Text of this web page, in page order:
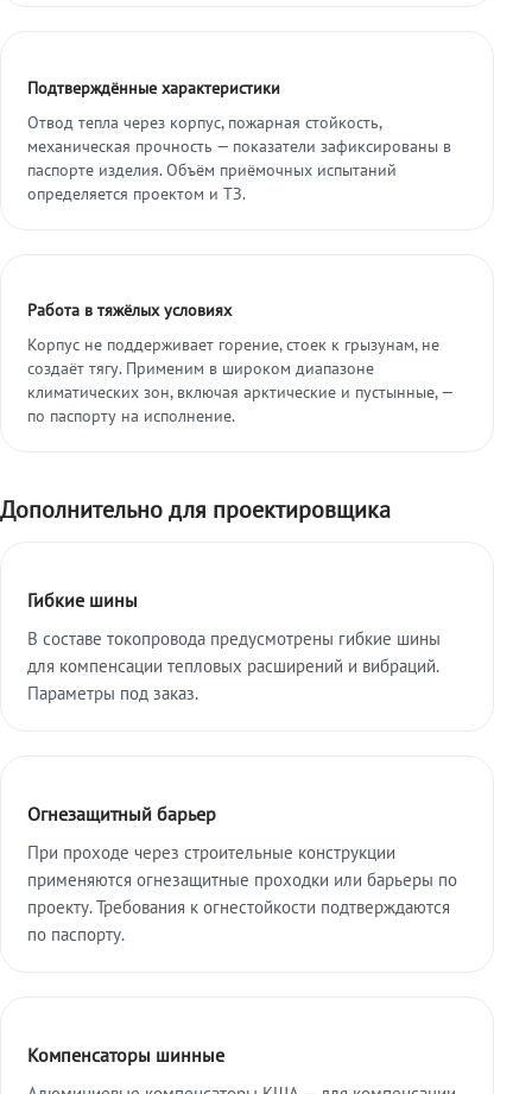
Подтверждённые характеристики
Отвод тепла через корпус, пожарная стойкость,
механическая прочность — показатели зафиксированы в
паспорте изделия. Объём приёмочных испытаний
определяется проектом и ТЗ.
Работа в тяжёлых условиях
Корпус не поддерживает горение, стоек к грызунам, не
создаёт тягу. Применим в широком диапазоне
климатических зон, включая арктические и пустынные, —
по паспорту на исполнение.
Дополнительно для проектировщика
Гибкие шины
В составе токопровода предусмотрены гибкие шины
для компенсации тепловых расширений и вибраций.
Параметры под заказ.
Огнезащитный барьер
При проходе через строительные конструкции
применяются огнезащитные проходки или барьеры по
проекту. Требования к огнестойкости подтверждаются
по паспорту.
Компенсаторы шинные